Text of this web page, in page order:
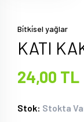
Bi̇tki̇sel yağlar
KATI
24,00 TL
Stok: Stokta